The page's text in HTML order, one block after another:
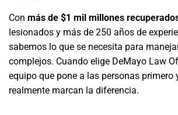
Con más de $1 mil millones
lesionados y más de 250 años de
sabemos lo que se necesita para
complejos. Cuando elige DeMayo Law
equipo que pone a las personas primero
realmente marcan la diferencia.